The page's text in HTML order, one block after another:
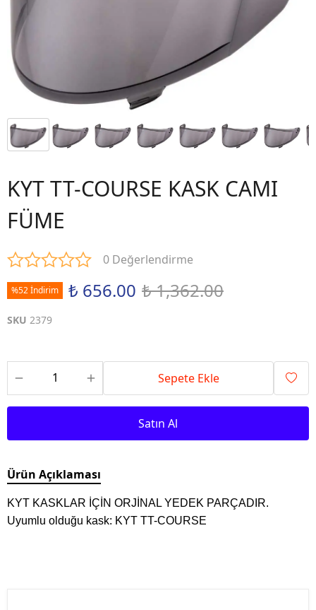
KYT TT-COURSE KASK CAMI
FÜME
0 Değerlendirme
%52 İndirim ₺ 656.00 ₺ 1,362.00
SKU 2379
Sepete Ekle
Satın Al
Ürün Açıklaması
​KYT KASKLAR İÇİN ORJİNAL YEDEK PARÇADIR.
Uyumlu olduğu kask: KYT TT-COURSE